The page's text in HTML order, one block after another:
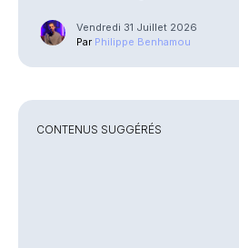
Vendredi 31 Juillet 2026
Par Philippe Benhamou
CONTENUS SUGGÉRÉS